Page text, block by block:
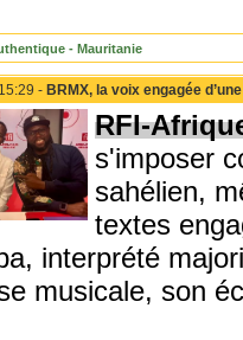
- Mauritanie
- BRMX, la voix engagée
RFI-
s'imposer
sahélien,
textes
interprété
musicale, son